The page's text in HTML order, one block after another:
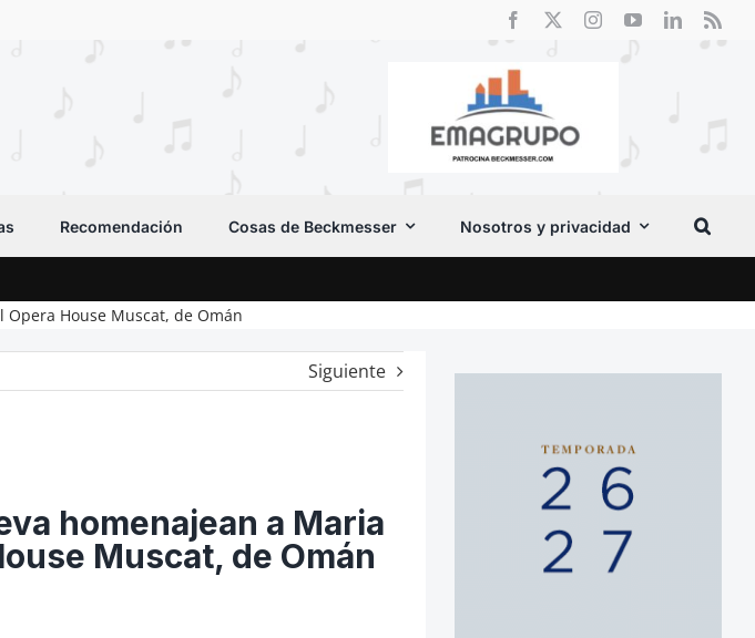
Recomendación Cosas de Beckmesser Nosotros y privacidad
Opera House Muscat, de Omán
Siguiente
homenajean a Maria
Muscat, de Omán